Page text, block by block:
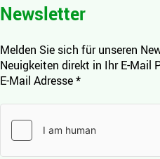
Newsletter
Melden Sie sich für unseren
Neuigkeiten direkt in Ihr E-Mail
E-Mail Adresse*